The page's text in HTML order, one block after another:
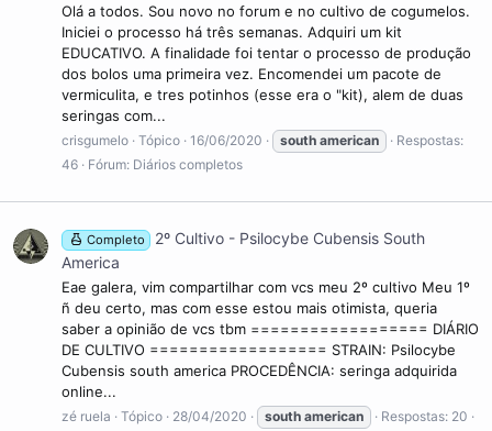
Olá a todos. Sou novo no forum e no cultivo de cogumelos.
Iniciei o processo há três semanas. Adquiri um kit
EDUCATIVO. A finalidade foi tentar o processo de produção
dos bolos uma primeira vez. Encomendei um pacote de
vermiculita, e tres potinhos (esse era o "kit), alem de duas
seringas com...
crisgumelo Tópico 16/06/2020 south american
Respostas:
46
Fórum: Diários completos
Completo
2º Cultivo - Psilocybe Cubensis South
America
Eae galera, vim compartilhar com vcs meu 2º cultivo Meu 1º
ñ deu certo, mas com esse estou mais otimista, queria
saber a opinião de vcs tbm ================== DIÁRIO
DE CULTIVO ================== STRAIN: Psilocybe
Cubensis south america PROCEDÊNCIA: seringa adquirida
online...
zé ruela Tópico 28/04/2020 south american
Respostas: 20